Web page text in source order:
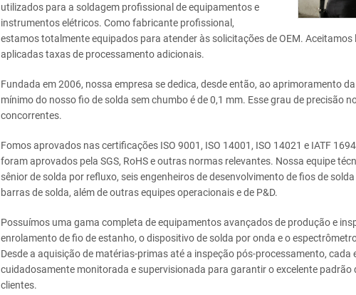
utilizados para a soldagem profissional de equipamentos e
instrumentos elétricos. Como fabricante profissional,
estamos totalmente equipados para atender às solicitações de OEM.
aplicadas taxas de processamento adicionais.
Fundada em 2006, nossa empresa se dedica, desde então, ao aprimoramento
mínimo do nosso fio de solda sem chumbo é de 0,1 mm. Esse grau de precisão
concorrentes.
Fomos aprovados nas certificações ISO 9001, ISO 14001, ISO 14021 e IATF
foram aprovados pela SGS, RoHS e outras normas relevantes. Nossa equipe
sênior de solda por refluxo, seis engenheiros de desenvolvimento de fios de
barras de solda, além de outras equipes operacionais e de P&D.
Possuímos uma gama completa de equipamentos avançados de produção e
enrolamento de fio de estanho, o dispositivo de solda por onda e o
Desde a aquisição de matérias-primas até a inspeção pós-processamento,
cuidadosamente monitorada e supervisionada para garantir o excelente padrão
clientes.